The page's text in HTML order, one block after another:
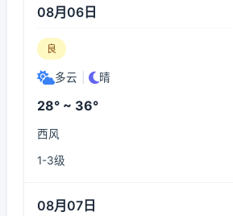
08月06日
良
多云 晴
28° ~ 36°
西风
1-3级
08月07日